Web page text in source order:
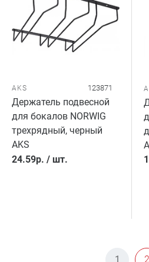
AKS 123871
Держатель подвесной
для бокалов NORWIG
трехрядный, черный
AKS
24.59р. / шт.
1 2